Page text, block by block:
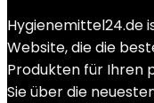
Hygienemittel24.de
Website, die die
Produkten für Ihren
Sie über die